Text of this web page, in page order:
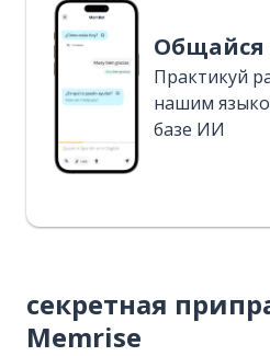
Общайся
Практикуй
нашим
базе ИИ
секретная
Memrise